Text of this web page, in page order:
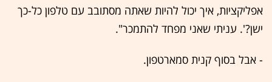
אפליקציות, איך יכול להיות שאתה מסתובב עם טלפון כל-כך
ישן?'. עניתי שאני מפחד להתמכר".
- אבל בסוף קנית סמארטפון.